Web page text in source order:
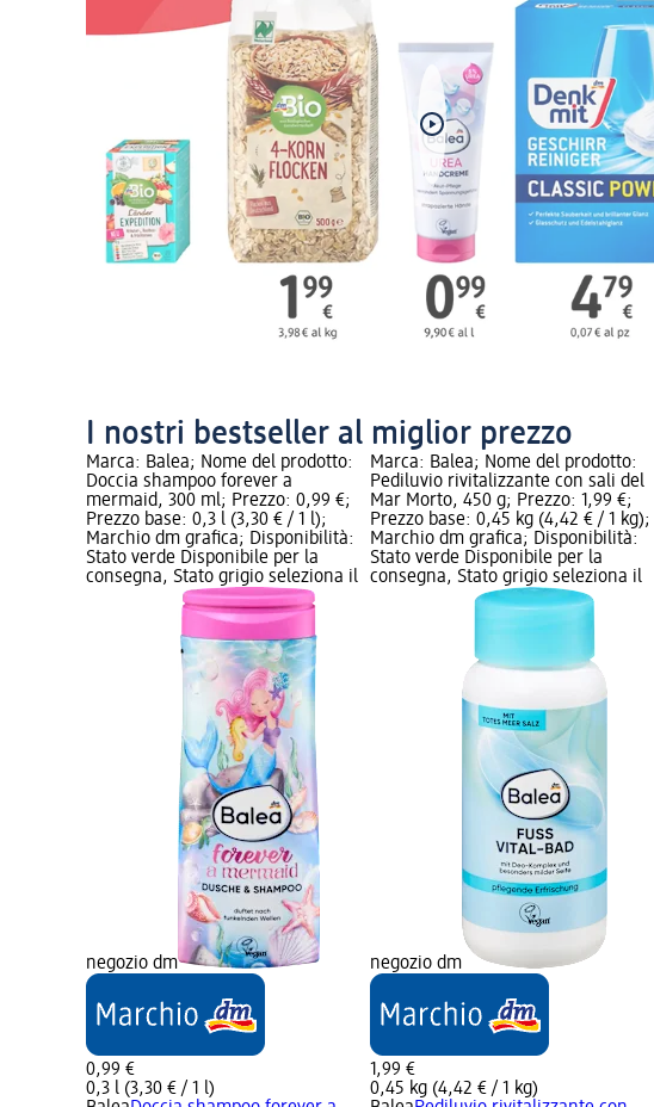
I nostri bestseller al miglior prezzo
Marca: Balea; Nome del prodotto:
Doccia shampoo forever a
mermaid, 300 ml; Prezzo: 0,99 €;
Prezzo base: 0,3 l (3,30 € / 1 l);
Marchio dm grafica; Disponibilità:
Stato verde Disponibile per la
consegna, Stato grigio seleziona il
negozio dm
0,99 €
0,3 l (3,30 € / 1 l)
Marca: Balea; Nome del prodotto:
Pediluvio rivitalizzante con sali del
Mar Morto, 450 g; Prezzo: 1,99 €;
Prezzo base: 0,45 kg (4,42 € / 1 kg);
Marchio dm grafica; Disponibilità:
Stato verde Disponibile per la
consegna, Stato grigio seleziona il
negozio dm
1,99 €
0,45 kg (4,42 € / 1 kg)